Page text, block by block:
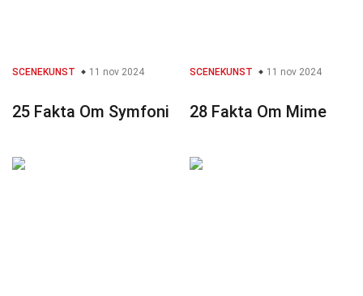
SCENEKUNST 11 nov 2024
25 Fakta Om Symfoni
SCENEKUNST 11 nov 2024
28 Fakta Om Mime